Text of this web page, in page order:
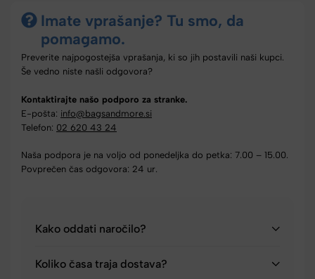
Imate vprašanje? Tu smo, da
pomagamo.
Preverite najpogostejša vprašanja, ki so jih postavili naši kupci.
Še vedno niste našli odgovora?
Kontaktirajte našo podporo za stranke.
E-pošta: info@bagsandmore.si
Telefon: 02 620 43 24
Naša podpora je na voljo od ponedeljka do petka: 7.00 – 15.00.
Povprečen čas odgovora: 24 ur.
Kako oddati naročilo?
Koliko časa traja dostava?